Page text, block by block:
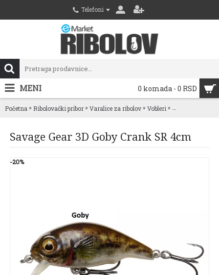
Telefoni
0 komada - 0 RSD
MENI
Početna » Ribolovački pribor » Varalice za ribolov » Vobleri » Savage Gear 3D
Savage Gear 3D Goby Crank SR 4cm
-20%